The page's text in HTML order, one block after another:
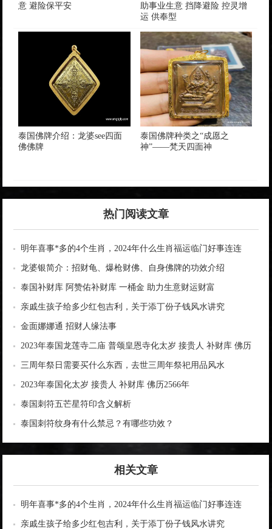
意 避险保平安
助事业生意 挡降避险 控灵增
运 供奉型
泰国佛牌介绍：龙婆see四面
佛佛牌
泰国佛牌种类之“成愿之
神”——梵天四面神
热门阅读文章
明年喜事*多的4个生肖，2024年什么生肖福运临门好事连连
龙婆银简介：招财龟、爆枪财佛、自身佛牌的功效介绍
泰国补财库 阿赞佑补财库 一桶金 助力生意财运财富
亲戚生孩子给多少红包吉利，关于添丁份子钱风水讲究
金面娜娜通 招财人缘法事
2023年泰国龙莲寺二庙 普颂皇恩寺化太岁 接贵人 补财库 佛历
2566年
三周年祭日需要买什么东西，去世三周年祭祀用品风水
2023年泰国化太岁 接贵人 补财库 佛历2566年
泰国刺符五芒星符印含义解析
泰国刺符纹身有什么禁忌？有哪些功效？
相关文章
明年喜事*多的4个生肖，2024年什么生肖福运临门好事连连
亲戚生孩子给多少红包吉利，关于添丁份子钱风水讲究